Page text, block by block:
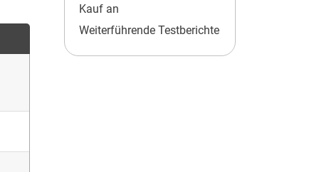
Kauf an
Weiterführende Testberichte